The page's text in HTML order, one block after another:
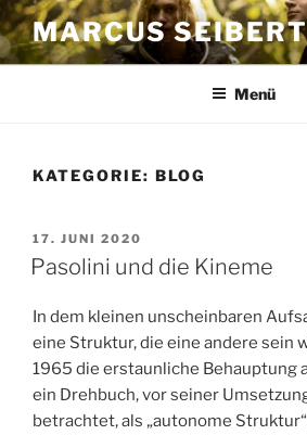
Zum
Inhalt
springen
MARCUS SEIBERT
Menü
KATEGORIE: BLOG
VERÖFFENTLICHT
AM
17. JUNI 2020
Pasolini und die Kineme
In dem kleinen unscheinbaren
eine Struktur, die eine andere sein
1965 die erstaunliche Behauptung
ein Drehbuch, vor seiner
betrachtet, als „autonome